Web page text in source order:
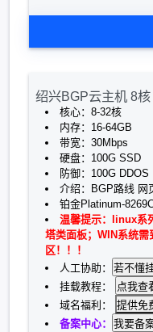
绍兴BGP云主机 8
核心：8-32核
内存：16-64GB
带宽：30Mbps
硬盘：100G SSD
防御：100G DDOS
介绍：BGP路线 网
铂金Platinum-
温馨提示：linux系
塔类面板；WIN系统
区！！！
人工协助：
挂载教程：
域名福利：
提供免
备案中心：